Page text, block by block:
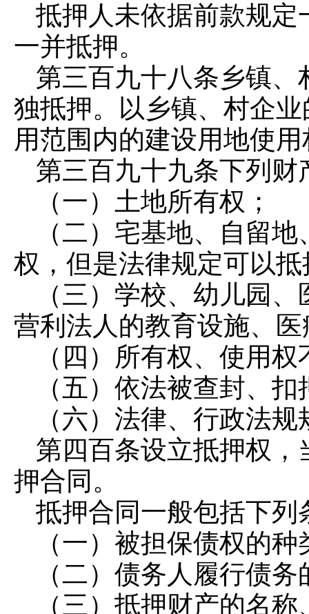
抵押人未依据前款规
一并抵押。
第三百九十八条乡镇、
独抵押。以乡镇、村企
用范围内的建设用地使
第三百九十九条下列财
（一）土地所有权；
（二）宅基地、自留
权，但是法律规定可以
（三）学校、幼儿园
营利法人的教育设施、
（四）所有权、使用
（五）依法被查封、
（六）法律、行政法
第四百条设立抵押权，
押合同。
抵押合同一般包括下列
（一）被担保债权的
（二）债务人履行债
（三）抵押财产的名